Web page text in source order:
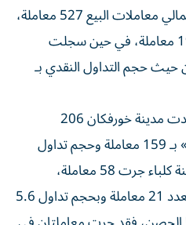
وفي المنطقة الوسطى، بلغ إجمالي معاملات البيع 527 معاملة،
تركزت في «البليدة» بواقع 192 معاملة، في حين سجلت
من حيث حجم التداول النقدي بـ
أما المنطقة الشرقية، فقد شهدت مدينة خورفكان 206
معاملات، تصدرتها «المديفي» بـ 159 معاملة وحجم تداول
218.2 مليون درهم. وفي مدينة كلباء جرت 58 معاملة،
تصدرتها «تجارية سور كلباء» بعدد 21 معاملة وبحجم تداول 5.6